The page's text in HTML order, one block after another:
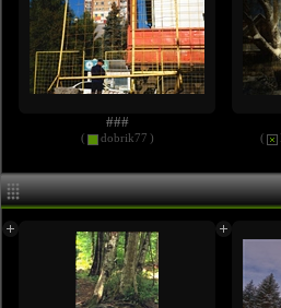
###
( dobrik77 ) (